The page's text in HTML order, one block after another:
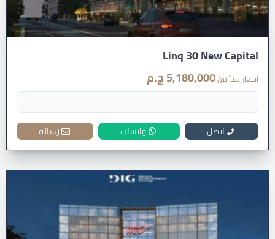
Linq 30 New Capital
أسعار تبدأ من5,180,000 ج.م
اتصل واتساب رسالة